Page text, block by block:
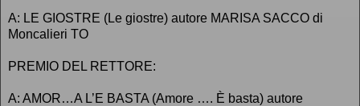
A: LE GIOSTRE (Le giostre) autore MARISA SACCO di
Moncalieri TO
PREMIO DEL RETTORE:
A: AMOR…A L’E BASTA (Amore …. È basta) autore